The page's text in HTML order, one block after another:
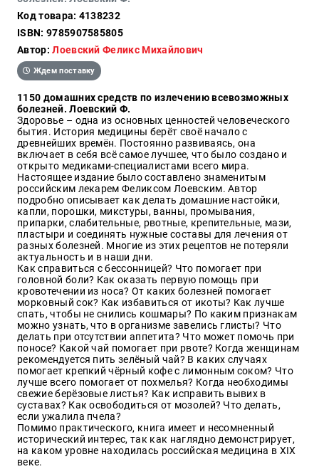
Код товара: 4138232
ISBN: 9785907585805
Автор:Лоевский Феликс Михайлович
Ждем поставку
1150 домашних средств по излечению всевозможных
болезней. Лоевский Ф.
Здоровье – одна из основных ценностей человеческого
бытия. История медицины берёт своё начало с
древнейших времён. Постоянно развиваясь, она
включает в себя всё самое лучшее, что было создано и
открыто медиками-специалистами всего мира.
Настоящее издание было составлено знаменитым
российским лекарем Феликсом Лоевским. Автор
подробно описывает как делать домашние настойки,
капли, порошки, микстуры, ванны, промывания,
припарки, слабительные, рвотные, крепительные, мази,
пластыри и соединять нужные составы для лечения от
разных болезней. Многие из этих рецептов не потеряли
актуальность и в наши дни.
Как справиться с бессонницей? Что помогает при
головной боли? Как оказать первую помощь при
кровотечении из носа? От каких болезней помогает
морковный сок? Как избавиться от икоты? Как лучше
спать, чтобы не снились кошмары? По каким признакам
можно узнать, что в организме завелись глисты? Что
делать при отсутствии аппетита? Что может помочь при
поносе? Какой чай помогает при рвоте? Когда женщинам
рекомендуется пить зелёный чай? В каких случаях
помогает крепкий чёрный кофе с лимонным соком? Что
лучше всего помогает от похмелья? Когда необходимы
свежие берёзовые листья? Как исправить вывих в
суставах? Как освободиться от мозолей? Что делать,
если ужалила пчела?
Помимо практического, книга имеет и несомненный
исторический интерес, так как наглядно демонстрирует,
на каком уровне находилась российская медицина в XIX
веке.
жизни
и
Искусство
Кухня,
гастрономия,
кулинария
Оптовикам
Авторам
Контакты
+7(499)
350-17-
79
Москва
pochta@den-
magazin.ru